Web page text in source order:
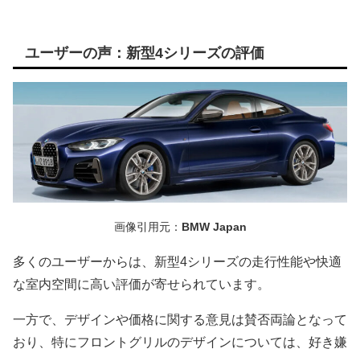
ユーザーの声：新型4シリーズの評価
画像引用元： BMW Japan
多くのユーザーからは、新型4シリーズの走行性能や快適
な室内空間に高い評価が寄せられています。
一方で、デザインや価格に関する意見は賛否両論となって
おり、特にフロントグリルのデザインについては、好き嫌